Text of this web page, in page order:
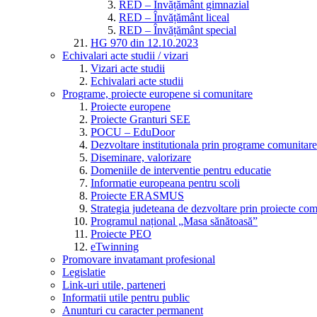
RED – Învățământ gimnazial
RED – Învățământ liceal
RED – Învățământ special
HG 970 din 12.10.2023
Echivalari acte studii / vizari
Vizari acte studii
Echivalari acte studii
Programe, proiecte europene si comunitare
Proiecte europene
Proiecte Granturi SEE
POCU – EduDoor
Dezvoltare institutionala prin programe comunitare
Diseminare, valorizare
Domeniile de interventie pentru educatie
Informatie europeana pentru scoli
Proiecte ERASMUS
Strategia judeteana de dezvoltare prin proiecte
Programul național „Masa sănătoasă”
Proiecte PEO
eTwinning
Promovare invatamant profesional
Legislatie
Link-uri utile, parteneri
Informatii utile pentru public
Anunturi cu caracter permanent